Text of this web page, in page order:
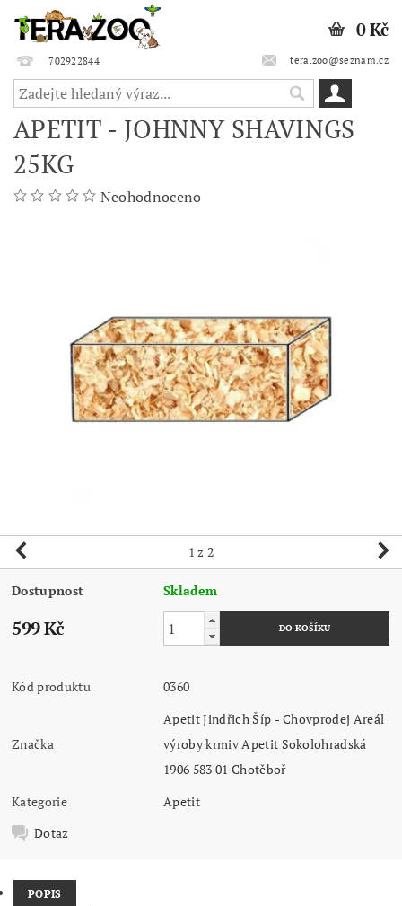
702922844 tera.zoo@seznam.cz
0 Kč
APETIT - JOHNNY SHAVINGS
25KG
Neohodnoceno
1 z 2
Dostupnost Skladem
599 Kč
Kód produktu 0360
Značka
Apetit Jindřich Šíp - Chovprodej Areál
výroby krmiv Apetit Sokolohradská
1906 583 01 Chotěboř
Kategorie
Apetit
Dotaz
POPIS